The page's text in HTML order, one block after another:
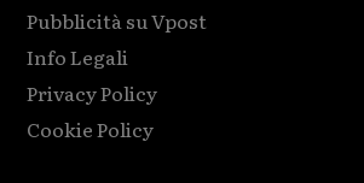
Pubblicità su Vpost
Info Legali
Privacy Policy
Cookie Policy